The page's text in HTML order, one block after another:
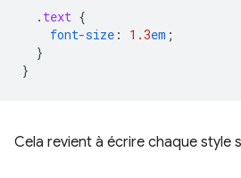
. text {
font-size : 1.3em ;
}
}
Cela revient à écrire chaque style